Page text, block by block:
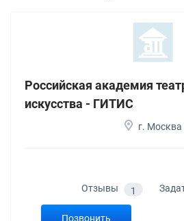
Российская академия
искусства - ГИТИС
г. Москва
Отзывы 1
Позвонить